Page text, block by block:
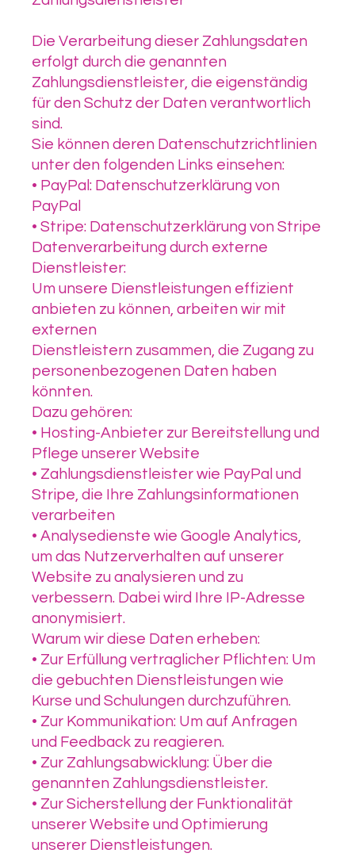
Die Verarbeitung dieser Zahlungsdaten
erfolgt durch die genannten
Zahlungsdienstleister, die eigenständig
für den Schutz der Daten verantwortlich
sind.
Sie können deren Datenschutzrichtlinien
unter den folgenden Links einsehen:
• PayPal: Datenschutzerklärung von
PayPal
• Stripe: Datenschutzerklärung von Stripe
Datenverarbeitung durch externe
Dienstleister:
Um unsere Dienstleistungen effizient
anbieten zu können, arbeiten wir mit
externen
Dienstleistern zusammen, die Zugang zu
personenbezogenen Daten haben
könnten.
Dazu gehören:
• Hosting-Anbieter zur Bereitstellung und
Pflege unserer Website
• Zahlungsdienstleister wie PayPal und
Stripe, die Ihre Zahlungsinformationen
verarbeiten
• Analysedienste wie Google Analytics,
um das Nutzerverhalten auf unserer
Website zu analysieren und zu
verbessern. Dabei wird Ihre IP-Adresse
anonymisiert.
Warum wir diese Daten erheben:
• Zur Erfüllung vertraglicher Pflichten: Um
die gebuchten Dienstleistungen wie
Kurse und Schulungen durchzuführen.
• Zur Kommunikation: Um auf Anfragen
und Feedback zu reagieren.
• Zur Zahlungsabwicklung: Über die
genannten Zahlungsdienstleister.
• Zur Sicherstellung der Funktionalität
unserer Website und Optimierung
unserer Dienstleistungen.